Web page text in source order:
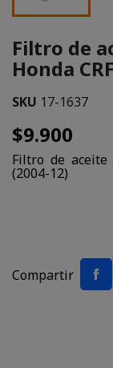
Filtro de
Honda
SKU 17-1637
$9.900
Filtro de aceite
(2004-12)
Compartir